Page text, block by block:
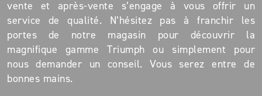
vente et après-vente s’engage à vous offrir un
service de qualité. N’hésitez pas à franchir les
portes de notre magasin pour découvrir la
magnifique gamme Triumph ou simplement pour
nous demander un conseil. Vous serez entre de
bonnes mains.